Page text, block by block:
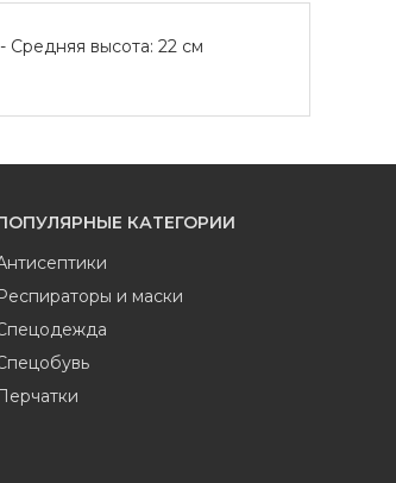
высота: 22 см
КАТЕГОРИИ
и маски